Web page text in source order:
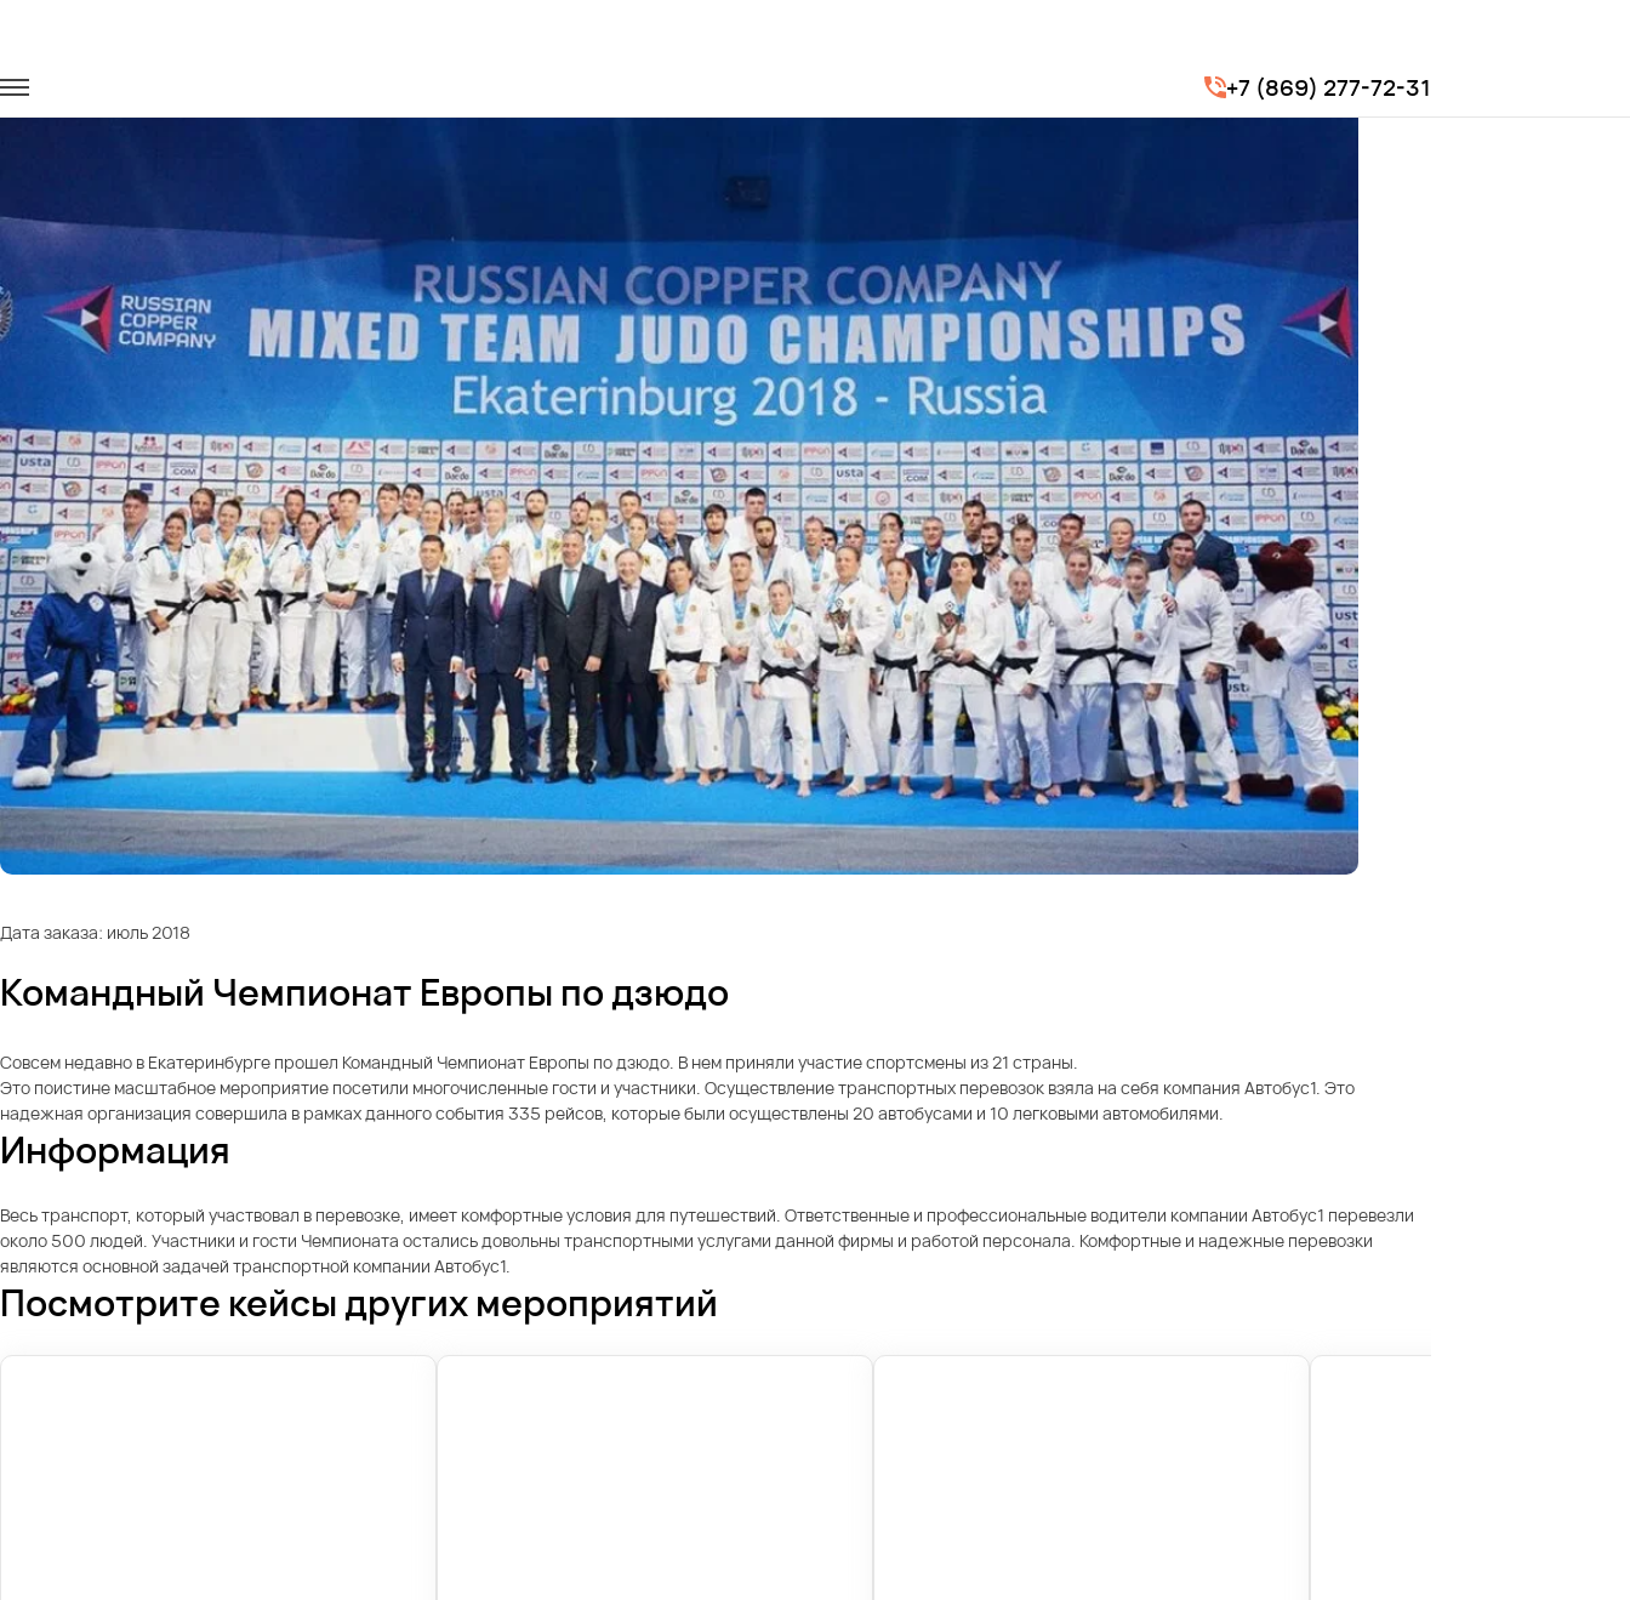
+7 (869) 277-72-31
Дата заказа: июль 2018
Командный Чемпионат Европы по дзюдо
Совсем недавно в Екатеринбурге прошел Командный Чемпионат Европы по дзюдо. В нем приняли участие спортсмены из 21 страны.
Это поистине масштабное мероприятие посетили многочисленные гости и участники. Осуществление транспортных перевозок взяла на себя компания Автобус1. Это
надежная организация совершила в рамках данного события 335 рейсов, которые были осуществлены 20 автобусами и 10 легковыми автомобилями.
Информация
Весь транспорт, который участвовал в перевозке, имеет комфортные условия для путешествий. Ответственные и профессиональные водители компании Автобус1 перевезли
около 500 людей. Участники и гости Чемпионата остались довольны транспортными услугами данной фирмы и работой персонала. Комфортные и надежные перевозки
являются основной задачей транспортной компании Автобус1.
Посмотрите кейсы других мероприятий